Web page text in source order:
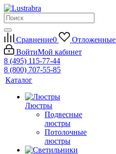
Сравнение0 Отложенные
ВойтиМой кабинет
8 (495) 115-77-44
8 (800) 707-55-85
Каталог
Люстры
Подвесные
люстры
Потолочные
люстры